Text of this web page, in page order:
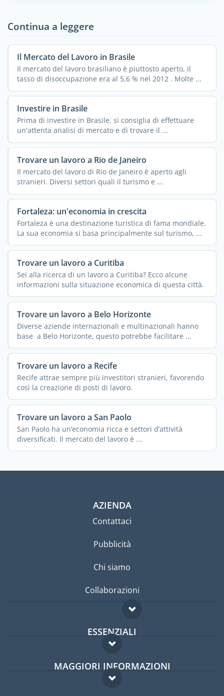
Continua a leggere
Il Mercato del Lavoro in Brasile
Il mercato del lavoro brasiliano è piuttosto aperto, il
tasso di disoccupazione era al 5,6 % nel 2012 . Molte ...
Investire in Brasile
Prima di investire in Brasile, si consiglia di effettuare
un'attenta analisi di mercato e di trovare il ...
Trovare un lavoro a Rio de Janeiro
Il mercato del lavoro di Rio de Janeiro è aperto agli
stranieri. Diversi settori quali il turismo e ...
Fortaleza: un'economia in crescita
Fortaleza è una destinazione turistica di fama mondiale.
La sua economia si basa principalmente sul turismo, ...
Trovare un lavoro a Curitiba
Sei alla ricerca di un lavoro a Curitiba? Ecco alcune
informazioni sulla situazione economica di questa città.
Trovare un lavoro a Belo Horizonte
Diverse aziende internazionali e multinazionali hanno
base a Belo Horizonte, questo potrebbe facilitare ...
Trovare un lavoro a Recife
Recife attrae sempre più investitori stranieri, favorendo
così la creazione di posti di lavoro.
Trovare un lavoro a San Paolo
San Paolo ha un’economia ricca e settori d’attività
diversificati. Il mercato del lavoro è ...
AZIENDA
Contattaci
Pubblicità
Chi siamo
Collaborazioni
ESSENZIALI
Forum per expat
Guida per expat
MAGGIORI INFORMAZIONI
Domande frequenti